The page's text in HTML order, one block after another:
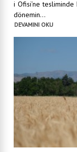
i Ofisi’ne
dönemin...
DEVAMINI OKU